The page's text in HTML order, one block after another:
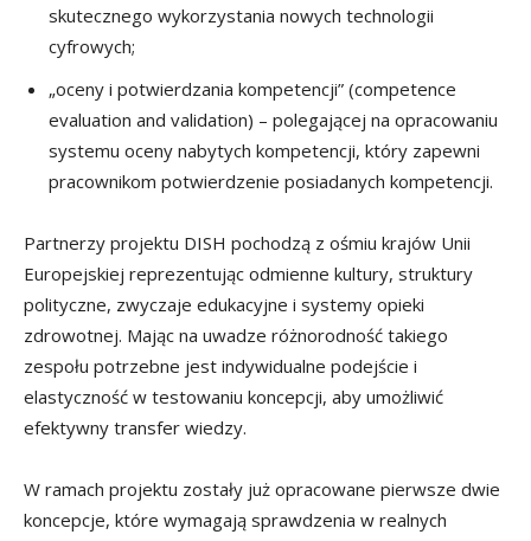
skutecznego wykorzystania nowych technologii
cyfrowych;
„oceny i potwierdzania kompetencji” (competence
evaluation and validation) – polegającej na opracowaniu
systemu oceny nabytych kompetencji, który zapewni
pracownikom potwierdzenie posiadanych kompetencji.
Partnerzy projektu DISH pochodzą z ośmiu krajów Unii
Europejskiej reprezentując odmienne kultury, struktury
polityczne, zwyczaje edukacyjne i systemy opieki
zdrowotnej. Mając na uwadze różnorodność takiego
zespołu potrzebne jest indywidualne podejście i
elastyczność w testowaniu koncepcji, aby umożliwić
efektywny transfer wiedzy.
W ramach projektu zostały już opracowane pierwsze dwie
koncepcje, które wymagają sprawdzenia w realnych